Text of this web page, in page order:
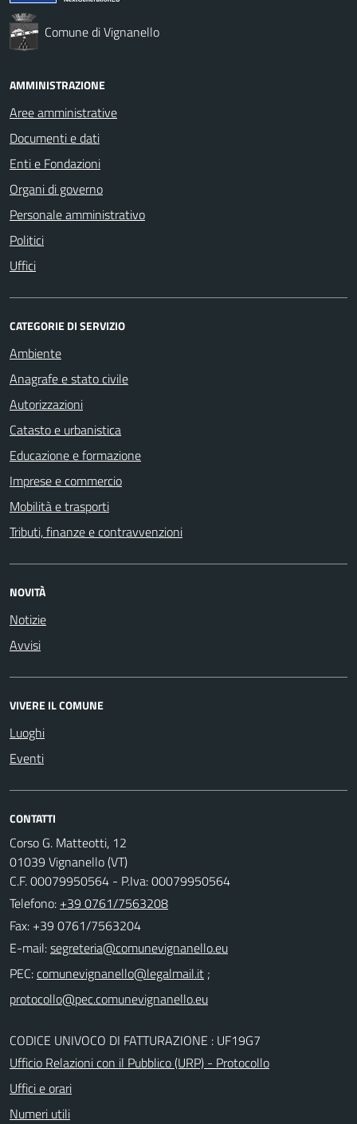
Comune di Vignanello
AMMINISTRAZIONE
Aree amministrative
Documenti e dati
Enti e Fondazioni
Organi di governo
Personale amministrativo
Politici
Uffici
CATEGORIE DI SERVIZIO
Ambiente
Anagrafe e stato civile
Autorizzazioni
Catasto e urbanistica
Educazione e formazione
Imprese e commercio
Mobilità e trasporti
Tributi, finanze e contravvenzioni
NOVITÀ
Notizie
Avvisi
VIVERE IL COMUNE
Luoghi
Eventi
CONTATTI
Corso G. Matteotti, 12
01039 Vignanello (VT)
C.F. 00079950564 - P.Iva: 00079950564
Telefono: +39 0761/7563208
Fax: +39 0761/7563204
E-mail:
PEC:
;
CODICE UNIVOCO DI FATTURAZIONE : UF19G7
Ufficio Relazioni con il Pubblico (URP) - Protocollo
Uffici e orari
Numeri utili